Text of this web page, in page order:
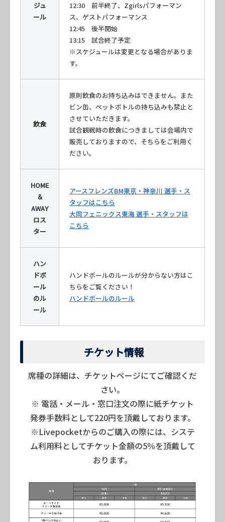
ジュ
ール
12:30 前半終了、Zgirlsパフォーマン
ス、ゲストパフォーマンス
12:45 後半開始
13:15 試合終了予定
※スケジュールは変更となる場合がありま
す。
飲食
原則飲食のお持ち込みはできません。また
ビン缶、ペットボトルの持ち込みも禁止と
させていただきます。
試合観戦時の飲食につきましては会場内で
販売しておりますので、そちらをご利用く
ださい。
HOME
＆
AWAY
ロス
ター
アースフレンズBM東京・神奈川 選手・ス
タッフはこちら
大同フェニックス東海 選手・スタッフは
こちら
ハン
ドボ
ール
のル
ール
ハンドボールのルールが分からない方はこ
ちらをご覧ください！
ハンドボールのルール
チケット情報
席種の詳細は、チケットページにてご確認くだ
さい。
※ 電話・メール・窓口注文の際に紙チケット
発券手数料として220円を頂戴しております。
※Livepocketからのご購入の際には、システ
ム利用料としてチケット金額の5％を頂戴して
おります。